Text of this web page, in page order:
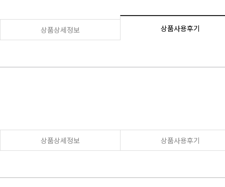
상품상세정보 상품사용후기
상품상세정보 상품사용후기